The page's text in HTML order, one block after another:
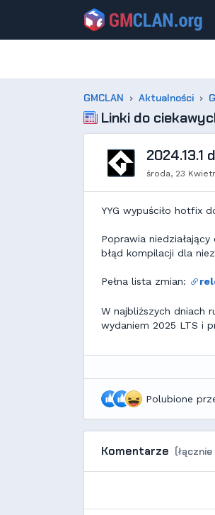
GMCLAN Aktualności
Linki do
2024.13.1
środa, 23
YYG wypuściło hotfix
Poprawia
błąd kompilacji dla
Pełna lista zmian:
W najbliższych dniach
wydaniem 2025 LTS i
Polubione
Komentarze